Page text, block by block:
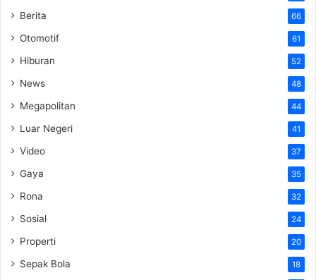
Berita 66
Otomotif 61
Hiburan 52
News 48
Megapolitan 44
Luar Negeri 41
Video 37
Gaya 35
Rona 32
Sosial 24
Properti 20
Sepak Bola 18